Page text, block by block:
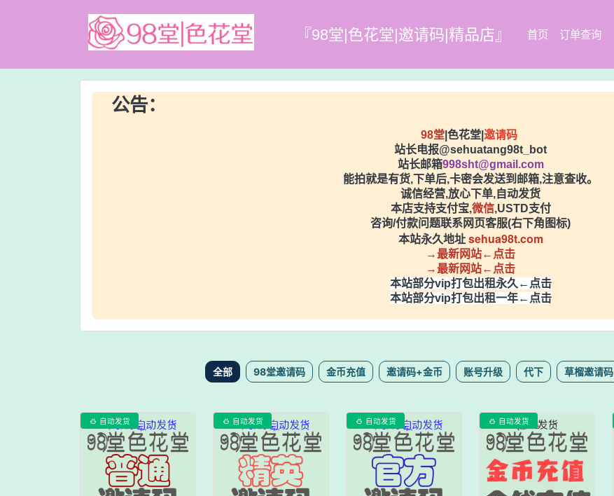
『98堂|色花堂|邀请码|精品店』 首页 订单查询
公告：
98堂 |色花堂| 邀请码
站长电报@sehuatang98t_bot
站长邮箱998sht@gmail.com
能拍就是有货,下单后,卡密会发送到邮箱,注意查收。
诚信经营,放心下单,自动发货
本店支持支付宝,微信,USTD支付
咨询/付款问题联系网页客服(右下角图标)
本站永久地址 sehua98t.com
→最新网站←点击
→最新网站←点击
本站部分vip打包出租永久←点击
本站部分vip打包出租一年←点击
全部 98堂邀请码 金币充值 邀请码+金币 账号升级 代下 草榴邀请码
 自动发货  自动发货  自动发货  自动发货